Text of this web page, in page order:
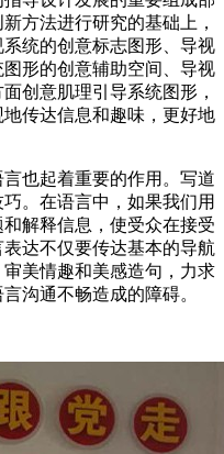
方法进行研究的基础上，
统的创意标志图形、导视
形的创意辅助空间、导视
创意肌理引导系统图形，
传达信息和趣味，更好地
也起着重要的作用。写道
。在语言中，如果我们用
解释信息，使受众在接受
达不仅要传达基本的导航
美情趣和美感造句，力求
沟通不畅造成的障碍。